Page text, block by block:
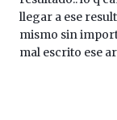
llegar a ese
mismo sin
mal escrito ese